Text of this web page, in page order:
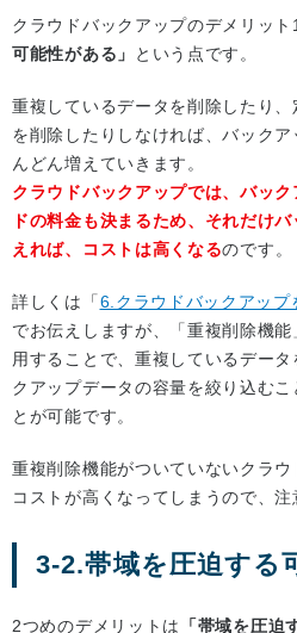
クラウドバックアップのデメリット
可能性がある」
という点です。
重複しているデータを削除したり
を削除したりしなければ、バック
んどん増えていきます。
クラウドバックアップでは、バッ
ドの料金も決まるため、それだけ
えれば、コストは高くなるのです。
詳しくは「6.クラウドバックアップ
でお伝えしますが、「重複削除機
用することで、重複しているデー
クアップデータの容量を絞り込む
とが可能です。
重複削除機能がついていないクラウ
コストが高くなってしまうので、注
3-2.帯域を圧迫する
2つめのデメリットは 「帯域を圧迫